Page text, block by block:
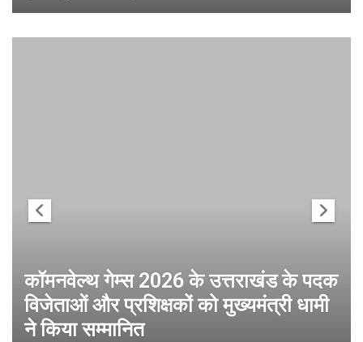
कॉमनवेल्थ गेम्स 2026 के उत्तराखंड के पदक
विजेताओं और प्रशिक्षकों को मुख्यमंत्री धामी
ने किया सम्मानित